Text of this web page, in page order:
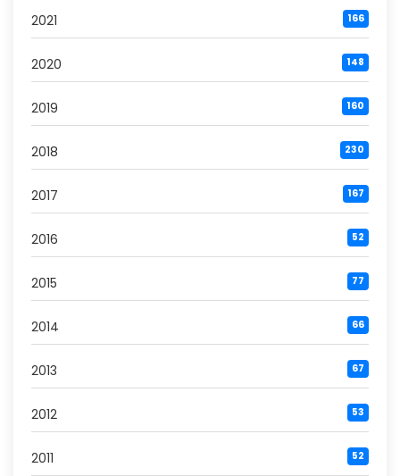
2021 166
2020 148
2019 160
2018 230
2017 167
2016 52
2015 77
2014 66
2013 67
2012 53
2011 52